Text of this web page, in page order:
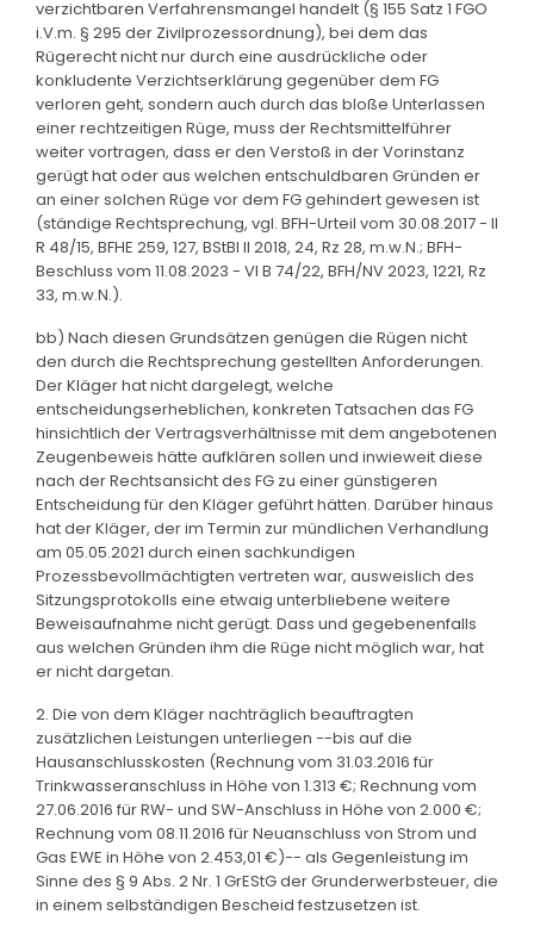
verzichtbaren Verfahrensmangel handelt (§ 155 Satz 1 FGO
i.V.m. § 295 der Zivilprozessordnung), bei dem das
Rügerecht nicht nur durch eine ausdrückliche oder
konkludente Verzichtserklärung gegenüber dem FG
verloren geht, sondern auch durch das bloße Unterlassen
einer rechtzeitigen Rüge, muss der Rechtsmittelführer
weiter vortragen, dass er den Verstoß in der Vorinstanz
gerügt hat oder aus welchen entschuldbaren Gründen er
an einer solchen Rüge vor dem FG gehindert gewesen ist
(ständige Rechtsprechung, vgl. BFH-Urteil vom 30.08.2017 - II
R 48/15, BFHE 259, 127, BStBl II 2018, 24, Rz 28, m.w.N.; BFH-
Beschluss vom 11.08.2023 - VI B 74/22, BFH/NV 2023, 1221, Rz
33, m.w.N.).
bb) Nach diesen Grundsätzen genügen die Rügen nicht
den durch die Rechtsprechung gestellten Anforderungen.
Der Kläger hat nicht dargelegt, welche
entscheidungserheblichen, konkreten Tatsachen das FG
hinsichtlich der Vertragsverhältnisse mit dem angebotenen
Zeugenbeweis hätte aufklären sollen und inwieweit diese
nach der Rechtsansicht des FG zu einer günstigeren
Entscheidung für den Kläger geführt hätten. Darüber hinaus
hat der Kläger, der im Termin zur mündlichen Verhandlung
am 05.05.2021 durch einen sachkundigen
Prozessbevollmächtigten vertreten war, ausweislich des
Sitzungsprotokolls eine etwaig unterbliebene weitere
Beweisaufnahme nicht gerügt. Dass und gegebenenfalls
aus welchen Gründen ihm die Rüge nicht möglich war, hat
er nicht dargetan.
2. Die von dem Kläger nachträglich beauftragten
zusätzlichen Leistungen unterliegen --bis auf die
Hausanschlusskosten (Rechnung vom 31.03.2016 für
Trinkwasseranschluss in Höhe von 1.313 €; Rechnung vom
27.06.2016 für RW- und SW-Anschluss in Höhe von 2.000 €;
Rechnung vom 08.11.2016 für Neuanschluss von Strom und
Gas EWE in Höhe von 2.453,01 €)-- als Gegenleistung im
Sinne des § 9 Abs. 2 Nr. 1 GrEStG der Grunderwerbsteuer, die
in einem selbständigen Bescheid festzusetzen ist.